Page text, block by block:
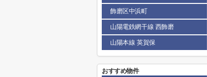
飾磨区中浜町
山陽電鉄網干線 西飾磨
山陽本線 英賀保
おすすめ物件